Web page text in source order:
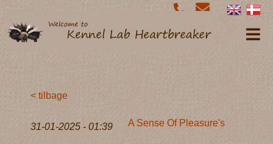
< tilbage
31-01-2025 - 01:39 A Sense Of Pleasure's